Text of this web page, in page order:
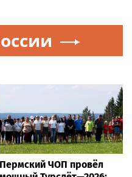
Пермский ЧОП провёл